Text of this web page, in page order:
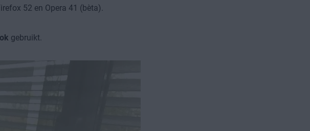
52 en Opera 41 (bèta).
gebruikt.